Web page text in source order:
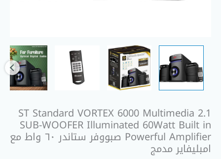
ST Standard VORTEX 6000 Multimedia 2.1
SUB-WOOFER Illuminated 60Watt Built in
Powerful Amplifier صبووفر ستاندر ٦٠ واط مع
امبليفاير مدمج